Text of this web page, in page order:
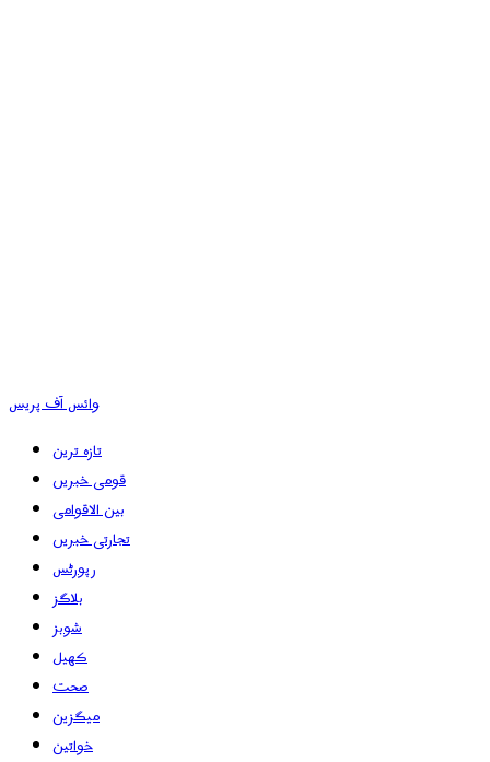
وائس آف پریس
تازہ ترین
قومی خبریں
بین الاقوامی
تجارتی خبریں
رپورٹس
بلاگز
شوبز
کھیل
صحت
میگزین
خواتین